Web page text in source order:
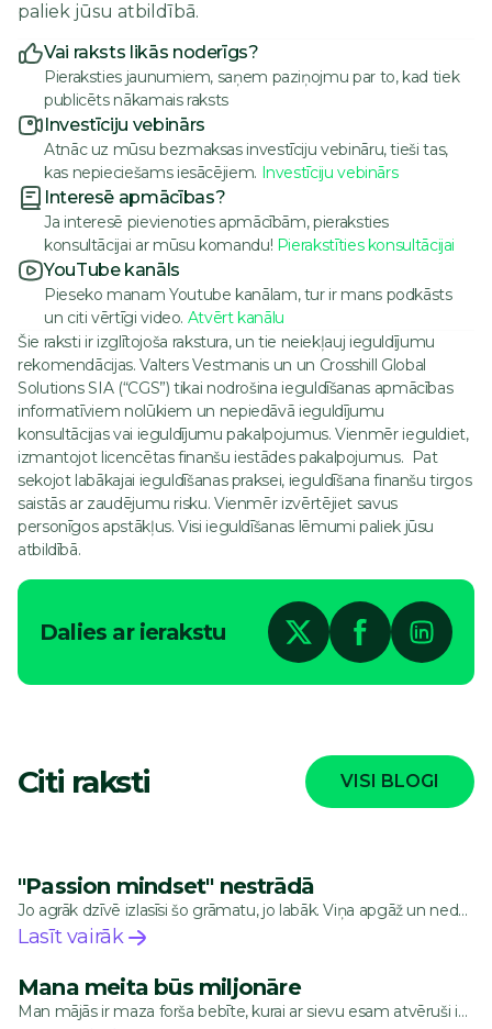
paliek jūsu atbildībā.
Vai raksts likās noderīgs?
Pieraksties jaunumiem, saņem paziņojmu par to, kad tiek
publicēts nākamais raksts
Investīciju vebinārs
Atnāc uz mūsu bezmaksas investīciju vebināru, tieši tas,
kas nepieciešams iesācējiem. Investīciju vebinārs
Interesē apmācības?
Ja interesē pievienoties apmācībām, pieraksties
konsultācijai ar mūsu komandu! Pierakstīties konsultācijai
YouTube kanāls
Pieseko manam Youtube kanālam, tur ir mans podkāsts
un citi vērtīgi video. Atvērt kanālu
Šie raksti ir izglītojoša rakstura, un tie neiekļauj ieguldījumu
rekomendācijas. Valters Vestmanis un un Crosshill Global
Solutions SIA (“CGS”) tikai nodrošina ieguldīšanas apmācības
informatīviem nolūkiem un nepiedāvā ieguldījumu
konsultācijas vai ieguldījumu pakalpojumus. Vienmēr ieguldiet,
izmantojot licencētas finanšu iestādes pakalpojumus. Pat
sekojot labākajai ieguldīšanas praksei, ieguldīšana finanšu tirgos
saistās ar zaudējumu risku. Vienmēr izvērtējiet savus
personīgos apstākļus. Visi ieguldīšanas lēmumi paliek jūsu
atbildībā.
Dalies ar ierakstu
Citi raksti VISI BLOGI
"Passion mindset" nestrādā
Jo agrāk dzīvē izlasīsi šo grāmatu, jo labāk. Viņa apgāž un nedaudz paspārda t.s. “passion mindset”, kas saka: >> Atrodi vienu lietu, kura tev sanāk, kā no…
Lasīt vairāk
Mana meita būs miljonāre
Man mājās ir maza forša bebīte, kurai ar sievu esam atvēruši ieguldījumu kontu Pagaidām plāns ir veikt kontā iemaksas ~200 eur/mēn apmērā, kas tiek investētas…